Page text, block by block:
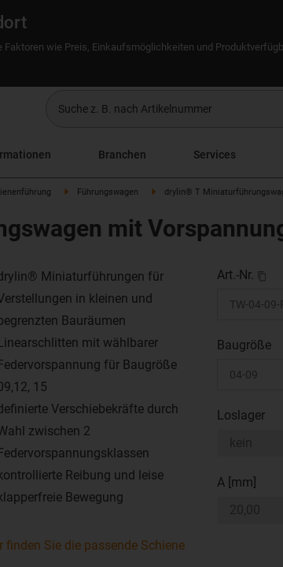
wie Preis, Einkaufsmöglichkeiten und
Branchen Services
Führungswagen drylin® T
mit
Miniaturführungen für
in kleinen und
Bauräumen
mit wählbarer
für Baugröße
15
Verschiebekräfte durch
zwischen 2
Reibung und leise
Bewegung
finden Sie die passende Schiene
Art.-Nr.
Baugröße
Loslager
A [mm]